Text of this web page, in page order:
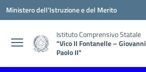
Vai ai contenuti
Vai al menu di navigazione
Vai al footer
Ministero dell'Istruzione e del Merito
Istituto Comprensivo Statale
"Vico II Fontanelle – Giovanni
Paolo II"